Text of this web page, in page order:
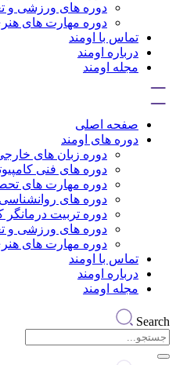
دوره های ورزشی و
دوره مهارت های
تماس با اومند
درباره اومند
مجله اومند
صفحه اصلی
دوره های اومند
دوره زبان های
دوره های فنی
دوره مهارت های
دوره های
دوره تربیت درمانگر
دوره های ورزشی و
دوره مهارت های
تماس با اومند
درباره اومند
مجله اومند
Search